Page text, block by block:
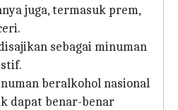
juga, termasuk prem,
sebagai minuman
beralkohol nasional
dapat benar-benar